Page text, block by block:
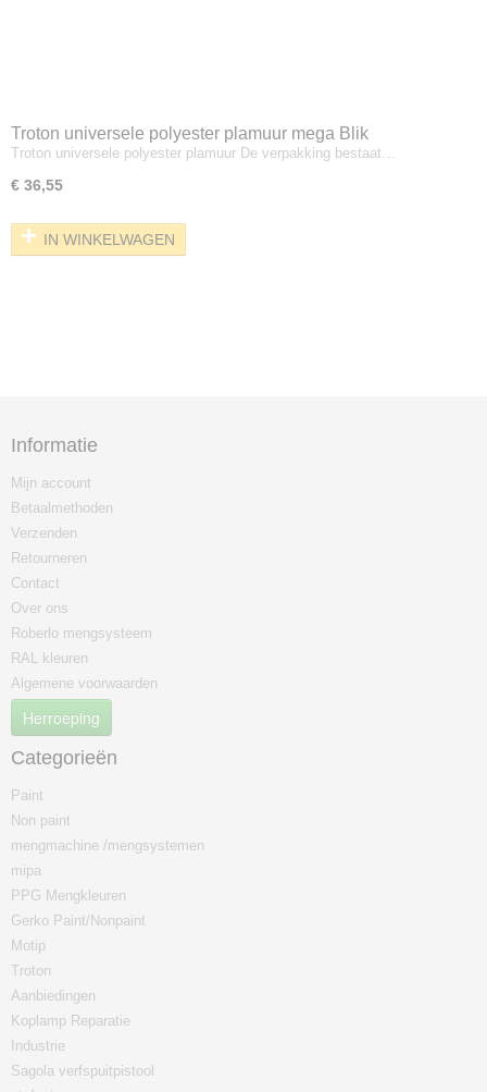
Troton universele polyester plamuur mega Blik
Troton universele polyester plamuur De verpakking bestaat…
€ 36,55
IN WINKELWAGEN
Informatie
Mijn account
Betaalmethoden
Verzenden
Retourneren
Contact
Over ons
Roberlo mengsysteem
RAL kleuren
Algemene voorwaarden
Herroeping
Categorieën
Paint
Non paint
mengmachine /mengsystemen
mipa
PPG Mengkleuren
Gerko Paint/Nonpaint
Motip
Troton
Aanbiedingen
Koplamp Reparatie
Industrie
Sagola verfspuitpistool